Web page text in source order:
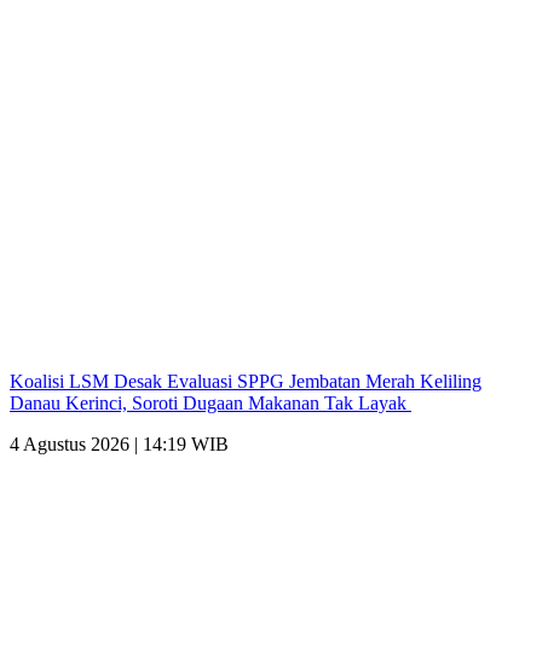
Koalisi LSM Desak Evaluasi SPPG Jembatan Merah Keliling
Danau Kerinci, Soroti Dugaan Makanan Tak Layak
4 Agustus 2026 | 14:19 WIB